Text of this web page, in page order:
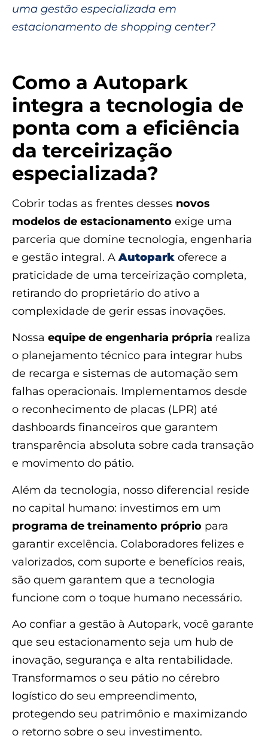
uma gestão especializada em
estacionamento de shopping center?
Como a Autopark
integra a tecnologia de
ponta com a eficiência
da terceirização
especializada?
Cobrir todas as frentes desses novos
modelos de estacionamento exige uma
parceria que domine tecnologia, engenharia
e gestão integral. AAutopark oferece a
praticidade de uma terceirização completa,
retirando do proprietário do ativo a
complexidade de gerir essas inovações.
Nossa equipe de engenharia própria realiza
o planejamento técnico para integrar hubs
de recarga e sistemas de automação sem
falhas operacionais. Implementamos desde
o reconhecimento de placas (LPR) até
dashboards financeiros que garantem
transparência absoluta sobre cada transação
e movimento do pátio.
Além da tecnologia, nosso diferencial reside
no capital humano: investimos em um
programa de treinamento próprio para
garantir excelência. Colaboradores felizes e
valorizados, com suporte e benefícios reais,
são quem garantem que a tecnologia
funcione com o toque humano necessário.
Ao confiar a gestão à Autopark, você garante
que seu estacionamento seja um hub de
inovação, segurança e alta rentabilidade.
Transformamos o seu pátio no cérebro
logístico do seu empreendimento,
protegendo seu patrimônio e maximizando
o retorno sobre o seu investimento.